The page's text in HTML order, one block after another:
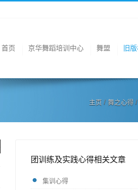
首页 京华舞蹈培训中心 舞盟 旧
主页 / 舞之心得 /
团训练及实践心得相关文章
集训心得